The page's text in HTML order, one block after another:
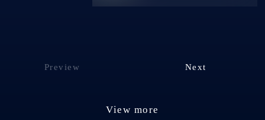
Preview Next
View more